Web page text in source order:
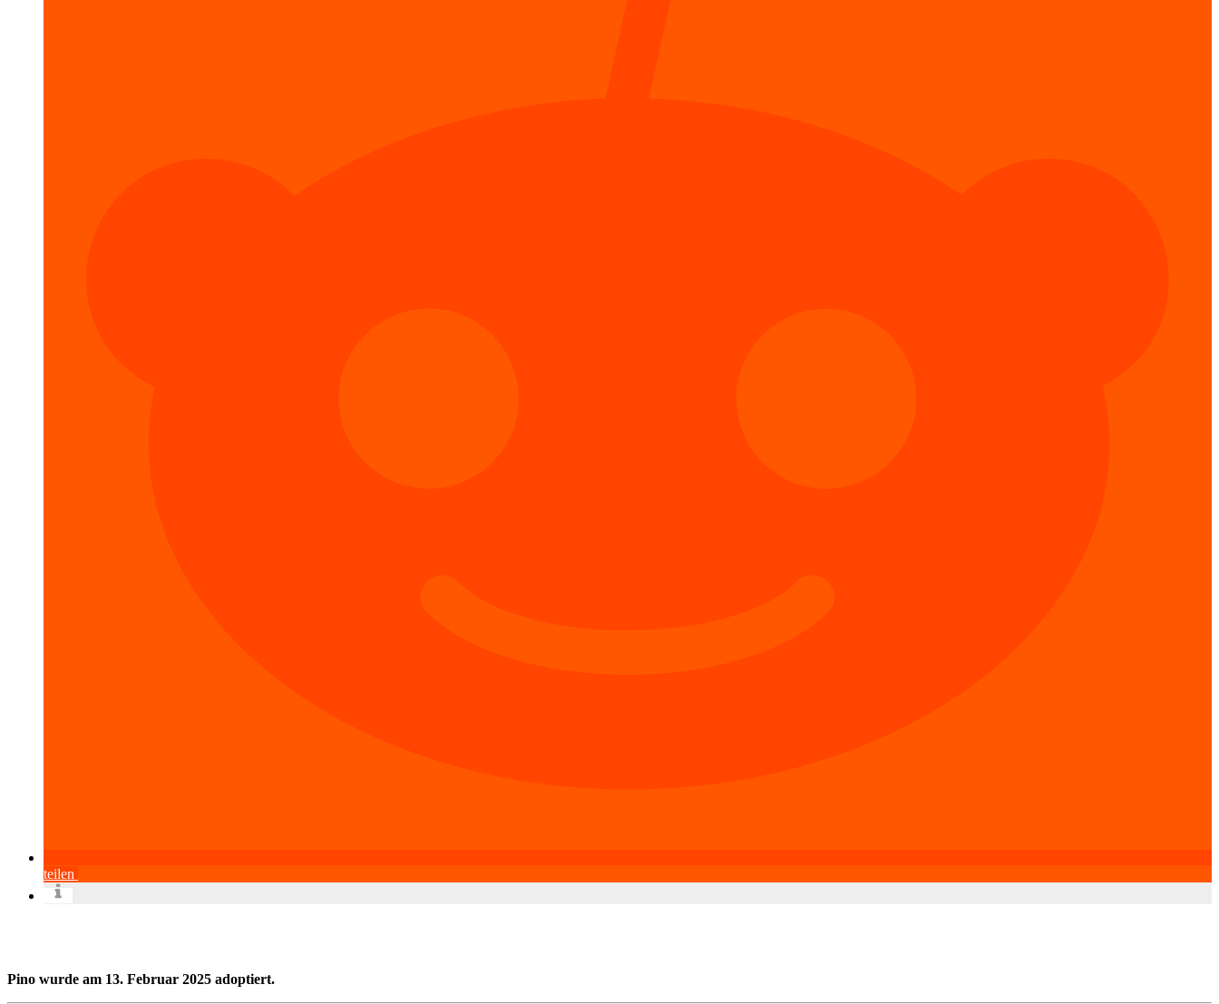
teilen
Pino wurde am 13. Februar 2025 adoptiert.